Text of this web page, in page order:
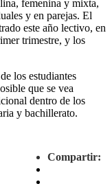
femenina y mixta,
y en parejas. El
este año lectivo, en
trimestre, y los
los estudiantes
que se vea
dentro de los
y bachillerato.
Compartir: